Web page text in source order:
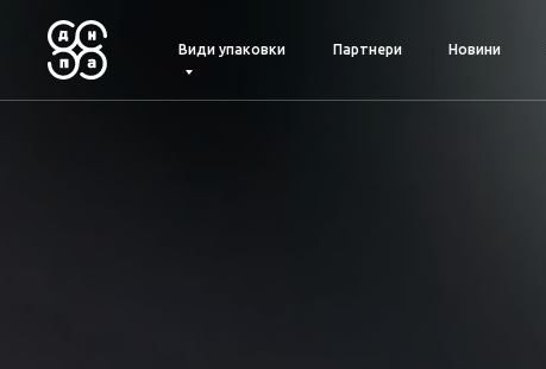
Види упаковки Партнери Новини